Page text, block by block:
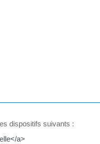
dispositifs suivants :
a>